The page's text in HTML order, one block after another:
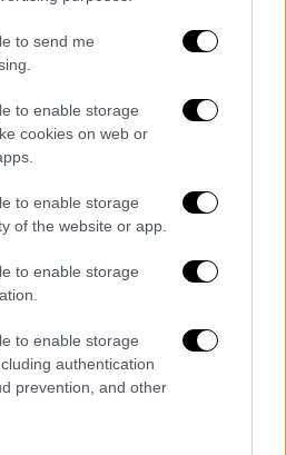
to send me
to enable storage
cookies on web or
to enable storage
of the website or app.
to enable storage
to enable storage
authentication
prevention, and other
στα τελευταία
δομές υγείας και
ανάγκη προστασίας
έναντι του